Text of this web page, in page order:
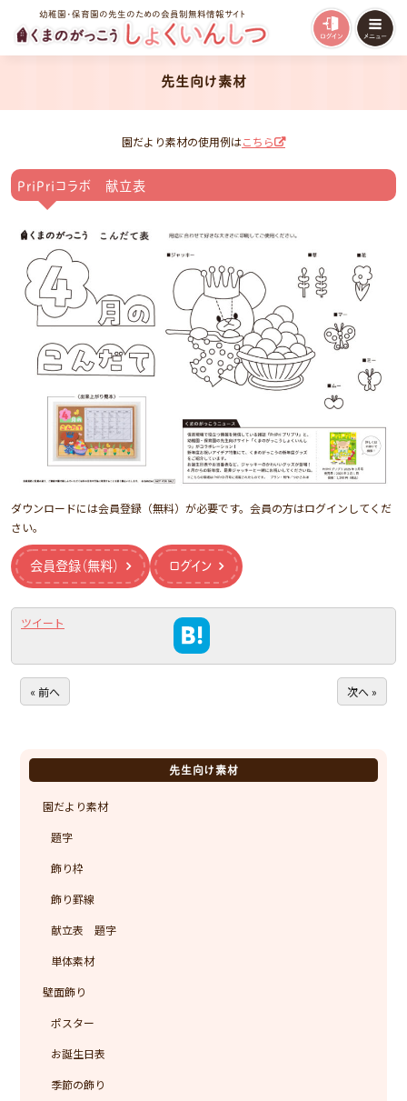
幼稚園・保育園の先生のための会員制無料情報サイト
先生向け素材
園だより素材の使用例はこちら
PriPriコラボ 献立表
ダウンロードには会員登録（無料）が必要です。会員の方はログインしてくだ
さい。
会員登録（無料） ログイン
ツイート
« 前へ 次へ »
先生向け素材
園だより素材
題字
飾り枠
飾り罫線
献立表 題字
単体素材
壁面飾り
ポスター
お誕生日表
季節の飾り